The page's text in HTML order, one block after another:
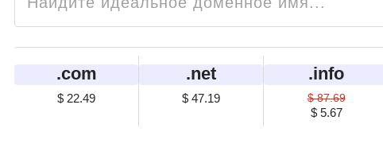
.com
$ 22.49
.net
$ 47.19
.info
$ 87.69
$ 5.67